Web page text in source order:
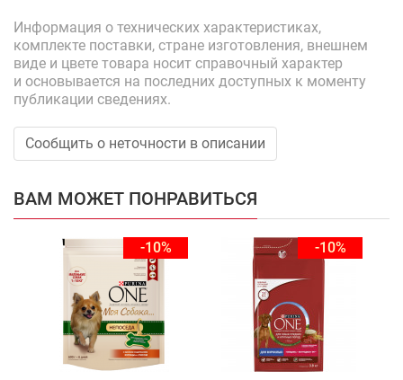
Информация о технических характеристиках,
комплекте поставки, стране изготовления, внешнем
виде и цвете товара носит справочный характер
и основывается на последних доступных к моменту
публикации сведениях.
Сообщить о неточности в описании
ВАМ МОЖЕТ ПОНРАВИТЬСЯ
-10% -10%